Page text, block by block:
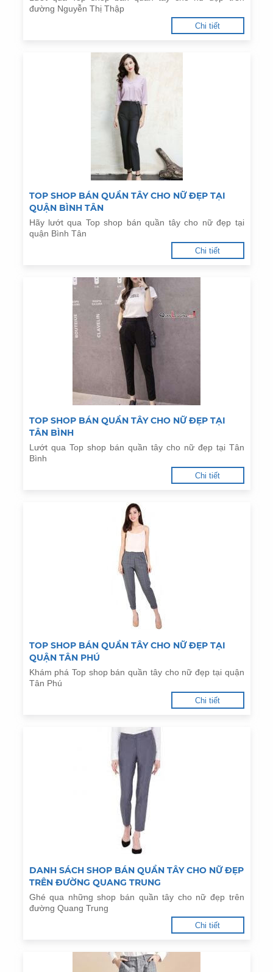
đường Nguyễn Thị Thập
Chi tiết
TOP SHOP BÁN QUẦN TÂY CHO NỮ ĐẸP TẠI
QUẬN BÌNH TÂN
Hãy lướt qua Top shop bán quần tây cho nữ đẹp tại
quận Bình Tân
Chi tiết
TOP SHOP BÁN QUẦN TÂY CHO NỮ ĐẸP TẠI
TÂN BÌNH
Lướt qua Top shop bán quần tây cho nữ đẹp tại Tân
Bình
Chi tiết
TOP SHOP BÁN QUẦN TÂY CHO NỮ ĐẸP TẠI
QUẬN TÂN PHÚ
Khám phá Top shop bán quần tây cho nữ đẹp tại quận
Tân Phú
Chi tiết
DANH SÁCH SHOP BÁN QUẦN TÂY CHO NỮ ĐẸP
TRÊN ĐƯỜNG QUANG TRUNG
Ghé qua những shop bán quần tây cho nữ đẹp trên
đường Quang Trung
Chi tiết